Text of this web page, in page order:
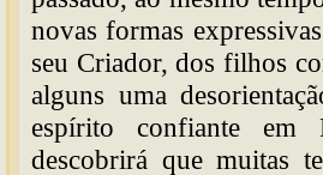
novas formas
seu Criador, dos filhos
alguns uma
espírito confiante em
descobrirá que muitas